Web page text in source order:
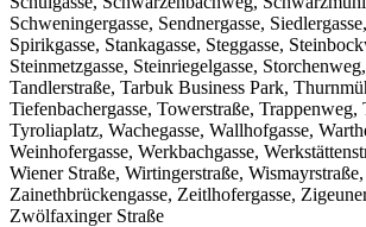
Schweningergasse, Sendnergasse,
Spirikgasse, Stankagasse, Steggasse,
Steinmetzgasse, Steinriegelgasse,
Tandlerstraße, Tarbuk Business Park,
Tiefenbachergasse, Towerstraße, Trappenweg,
Tyroliaplatz, Wachegasse, Wallhofgasse,
Weinhofergasse, Werkbachgasse,
Wiener Straße, Wirtingerstraße, Wismayrstraße,
Zainethbrückengasse, Zeitlhofergasse,
Zwölfaxinger Straße